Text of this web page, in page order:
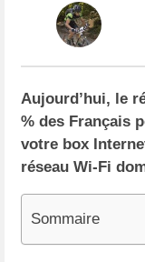
Aujourd’hui, le
% des Français
votre box
réseau Wi-Fi
Sommaire